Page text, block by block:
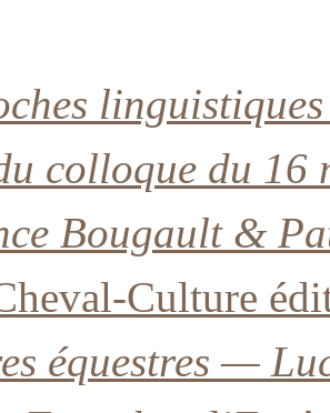
colloque du
Bougault &
Culture
équestres —